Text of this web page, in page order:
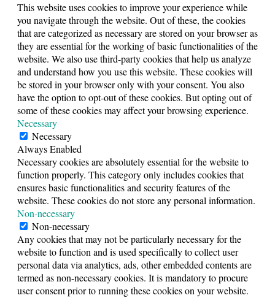
This website uses cookies to improve your experience while
you navigate through the website. Out of these, the cookies
that are categorized as necessary are stored on your browser as
they are essential for the working of basic functionalities of the
website. We also use third-party cookies that help us analyze
and understand how you use this website. These cookies will
be stored in your browser only with your consent. You also
have the option to opt-out of these cookies. But opting out of
some of these cookies may affect your browsing experience.
Necessary
Necessary
Always Enabled
Necessary cookies are absolutely essential for the website to
function properly. This category only includes cookies that
ensures basic functionalities and security features of the
website. These cookies do not store any personal information.
Non-necessary
Non-necessary
Any cookies that may not be particularly necessary for the
website to function and is used specifically to collect user
personal data via analytics, ads, other embedded contents are
termed as non-necessary cookies. It is mandatory to procure
user consent prior to running these cookies on your website.